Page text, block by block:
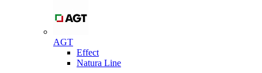
AGT
Effect
Natura Line